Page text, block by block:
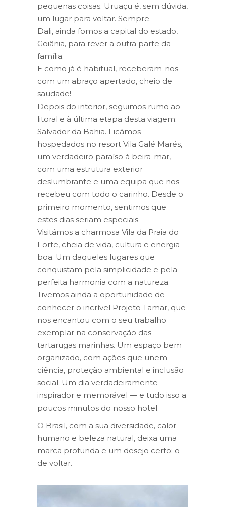
pequenas coisas. Uruaçu é, sem dúvida,
um lugar para voltar. Sempre.
Dali, ainda fomos a capital do estado,
Goiânia, para rever a outra parte da
família.
E como já é habitual, receberam-nos
com um abraço apertado, cheio de
saudade!
Depois do interior, seguimos rumo ao
litoral e à última etapa desta viagem:
Salvador da Bahia. Ficámos
hospedados no resort Vila Galé Marés,
um verdadeiro paraíso à beira-mar,
com uma estrutura exterior
deslumbrante e uma equipa que nos
recebeu com todo o carinho. Desde o
primeiro momento, sentimos que
estes dias seriam especiais.
Visitámos a charmosa Vila da Praia do
Forte, cheia de vida, cultura e energia
boa. Um daqueles lugares que
conquistam pela simplicidade e pela
perfeita harmonia com a natureza.
Tivemos ainda a oportunidade de
conhecer o incrível Projeto Tamar, que
nos encantou com o seu trabalho
exemplar na conservação das
tartarugas marinhas. Um espaço bem
organizado, com ações que unem
ciência, proteção ambiental e inclusão
social. Um dia verdadeiramente
inspirador e memorável — e tudo isso a
poucos minutos do nosso hotel.
O Brasil, com a sua diversidade, calor
humano e beleza natural, deixa uma
marca profunda e um desejo certo: o
de voltar.